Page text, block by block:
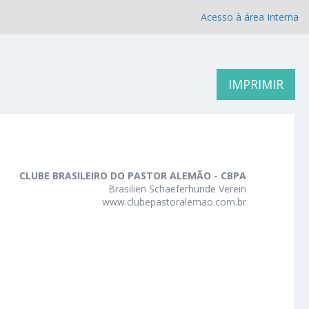
Acesso à área Interna
IMPRIMIR
CLUBE BRASILEIRO DO PASTOR ALEMÃO - CBPA
Brasilien Schaeferhunde Verein
www.clubepastoralemao.com.br